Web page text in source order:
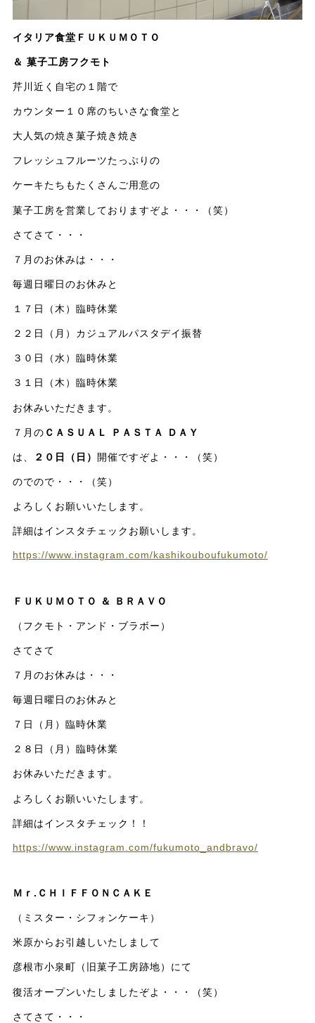
イタリア食堂ＦＵＫＵＭＯＴＯ
＆ 菓子工房フクモト
芹川近く自宅の１階で
カウンター１０席のちいさな食堂と
大人気の焼き菓子焼き焼き
フレッシュフルーツたっぷりの
ケーキたちもたくさんご用意の
菓子工房を営業しておりますぞよ・・・（笑）
さてさて・・・
７月のお休みは・・・
毎週日曜日のお休みと
１７日（木）臨時休業
２２日（月）カジュアルパスタデイ振替
３０日（水）臨時休業
３１日（木）臨時休業
お休みいただきます。
７月の ＣＡＳＵＡＬ ＰＡＳＴＡ ＤＡＹ
は、 ２０日（日） 開催ですぞよ・・・（笑）
のでので・・・（笑）
よろしくお願いいたします。
詳細はインスタチェックお願いします。
https://www.instagram.com/kashikouboufukumoto/
ＦＵＫＵＭＯＴＯ ＆ ＢＲＡＶＯ
（フクモト・アンド・ブラボー）
さてさて
７月のお休みは・・・
毎週日曜日のお休みと
７日（月）臨時休業
２８日（月）臨時休業
お休みいただきます。
よろしくお願いいたします。
詳細はインスタチェック！！
https://www.instagram.com/fukumoto_andbravo/
Ｍｒ.ＣＨＩＦＦＯＮＣＡＫＥ
（ミスター・シフォンケーキ）
米原からお引越しいたしまして
彦根市小泉町（旧菓子工房跡地）にて
復活オープンいたしましたぞよ・・・（笑）
さてさて・・・